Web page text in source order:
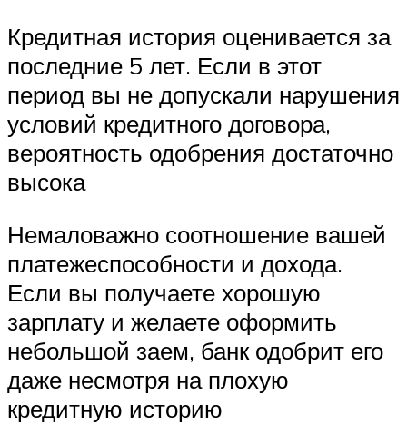
Кредитная история оценивается за
последние 5 лет. Если в этот
период вы не допускали нарушения
условий кредитного договора,
вероятность одобрения достаточно
высока
Немаловажно соотношение вашей
платежеспособности и дохода.
Если вы получаете хорошую
зарплату и желаете оформить
небольшой заем, банк одобрит его
даже несмотря на плохую
кредитную историю